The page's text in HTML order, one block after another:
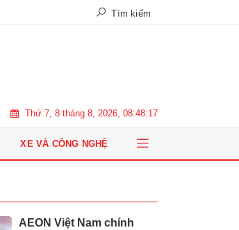
Tìm kiếm
Thứ 7, 8 tháng 8, 2026, 08:48:18
XE VÀ CÔNG NGHỆ
AEON Việt Nam chính